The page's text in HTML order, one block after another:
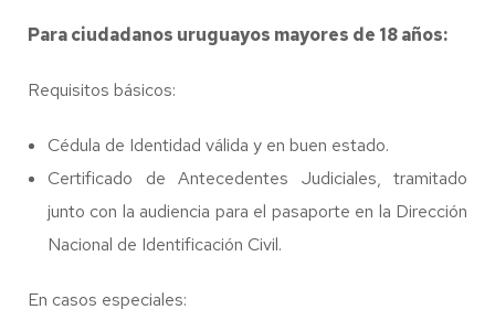
Para ciudadanos uruguayos mayores de 18 años:
Requisitos básicos:
Cédula de Identidad válida y en buen estado.
Certificado de Antecedentes Judiciales, tramitado
junto con la audiencia para el pasaporte en la Dirección
Nacional de Identificación Civil.
En casos especiales: